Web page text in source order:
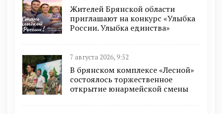
Жителей Брянской области
приглашают на конкурс «Улыбка
России. Улыбка единства»
7 августа 2026, 9:52
В брянском комплексе «Лесной»
состоялось торжественное
открытие юнармейской смены